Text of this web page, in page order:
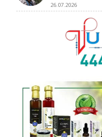
26.07.2026